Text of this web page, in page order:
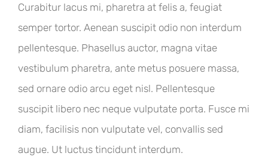
Curabitur lacus mi, pharetra at felis a, feugiat
semper tortor. Aenean suscipit odio non interdum
pellentesque. Phasellus auctor, magna vitae
vestibulum pharetra, ante metus posuere massa,
sed ornare odio arcu eget nisl. Pellentesque
suscipit libero nec neque vulputate porta. Fusce mi
diam, facilisis non vulputate vel, convallis sed
augue. Ut luctus tincidunt interdum.